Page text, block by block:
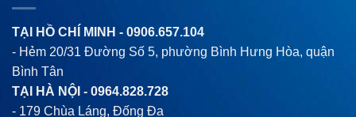
TẠI HỒ CHÍ MINH - 0906.657.104
- Hẻm 20/31 Đường Số 5, phường Bình Hưng Hòa, quận
Bình Tân
TẠI HÀ NỘI - 0964.828.728
- 179 Chùa Láng, Đống Đa